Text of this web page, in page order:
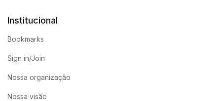
Institucional
Bookmarks
Sign in/Join
Nossa organização
Nossa visão